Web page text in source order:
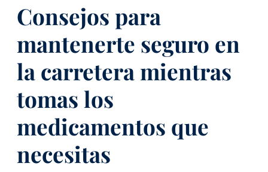
Consejos para
mantenerte seguro en
la carretera mientras
tomas los
medicamentos que
necesitas